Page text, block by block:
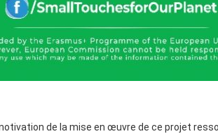
de la mise en œuvre de ce projet